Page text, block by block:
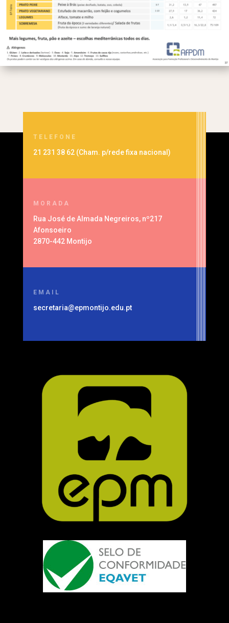
TELEFONE
21 231 38 62 (Cham. p/rede fixa nacional )
MORADA
Rua José de Almada Negreiros, nº217
Afonsoeiro
2870-442 Montijo
EMAIL
secretaria@epmontijo.edu.pt